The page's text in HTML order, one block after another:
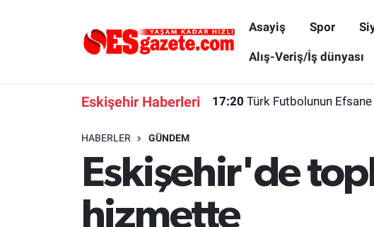
Asayiş Spor
Alış-Veriş/İş dünyası
Eskişehir Haberleri 17:20 Türk Futbolunun Efsane
HABERLER GÜNDEM
Eskişehir'de
hizmette
Eskişehirspor Arşivi
Eskişehir Arşivi
Eskişehir Nöbetçi Eczaneler
Süper Lig Puan Durumu ve Fikstür
Tüm Manşetler